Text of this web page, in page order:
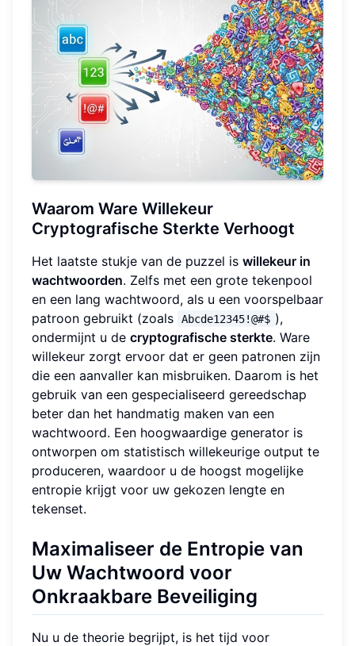
Waarom Ware Willekeur
Cryptografische Sterkte Verhoogt
Het laatste stukje van de puzzel is willekeur in
wachtwoorden. Zelfs met een grote tekenpool
en een lang wachtwoord, als u een voorspelbaar
patroon gebruikt (zoals
Abcde12345!@#$ ),
ondermijnt u de cryptografische sterkte. Ware
willekeur zorgt ervoor dat er geen patronen zijn
die een aanvaller kan misbruiken. Daarom is het
gebruik van een gespecialiseerd gereedschap
beter dan het handmatig maken van een
wachtwoord. Een hoogwaardige generator is
ontworpen om statistisch willekeurige output te
produceren, waardoor u de hoogst mogelijke
entropie krijgt voor uw gekozen lengte en
tekenset.
Maximaliseer de Entropie van
Uw Wachtwoord voor
Onkraakbare Beveiliging
Nu u de theorie begrijpt, is het tijd voor